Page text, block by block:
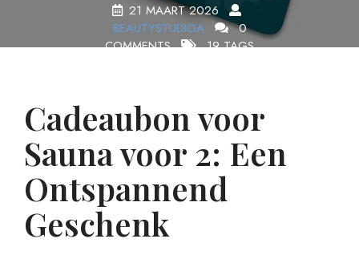
21 MAART 2026
BEAUTYSTUDIOA
0
COMMENTS
19 TAGS
Cadeaubon voor
Sauna voor 2: Een
Ontspannend
Geschenk